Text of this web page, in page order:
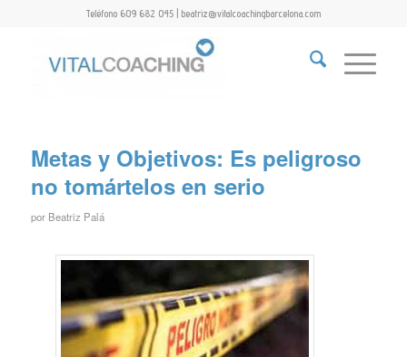
Teléfono 609 682 045 | beatriz@vitalcoachingbarcelona.com
Metas y Objetivos: Es peligroso
no tomártelos en serio
por Beatriz Palá